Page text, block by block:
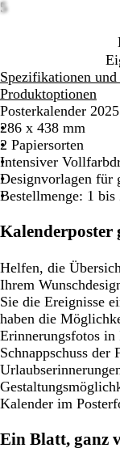
5
Spezifikationen
Produktoptionen
Posterkalender
286 x 438 mm
2 Papiersorten
Intensiver
Designvorlagen für
Bestellmenge: 1 bis
Helfen, die
Ihrem
Sie die Ereignisse
haben die
Erinnerungsfotos
Schnappschuss der
Kalender im
Ein Blatt, ganz